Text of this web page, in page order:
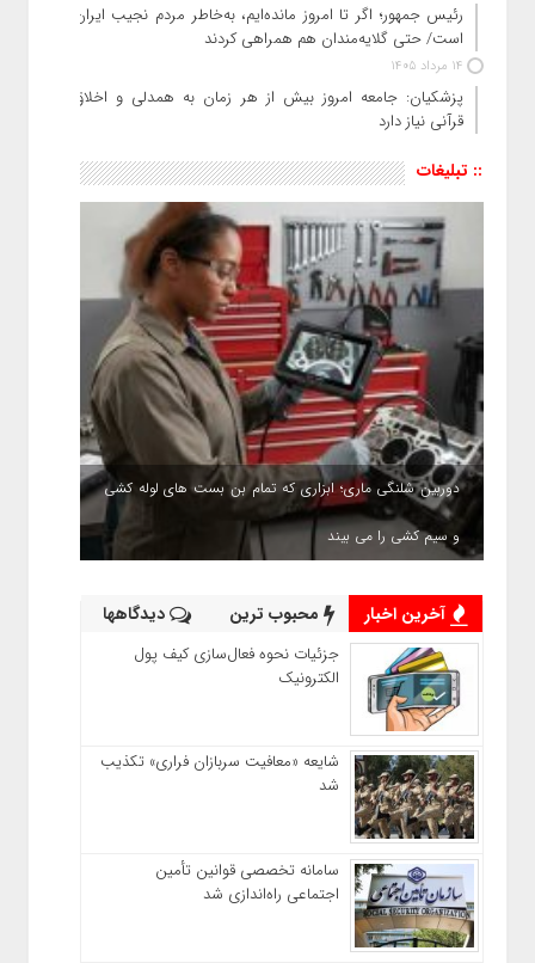
رئیس‌ جمهور؛ اگر تا امروز مانده‌ایم، به‌خاطر مردم نجیب ایران
است/ حتی گلایه‌مندان هم همراهی کردند
14 مرداد 1405
پزشکیان: جامعه امروز بیش از هر زمان به همدلی و اخلاق
قرآنی نیاز دارد
:: تبلیغات
دوربین شلنگی ماری؛ ابزاری که تمام بن بست های لوله کشی
و سیم کشی را می بیند
آخرین اخبار محبوب ترین دیدگاهها
جزئیات نحوه فعال‌سازی کیف پول
الکترونیک
شایعه «معافیت سربازان فراری» تکذیب
شد
سامانه تخصصی قوانین تأمین
اجتماعی راه‌اندازی شد